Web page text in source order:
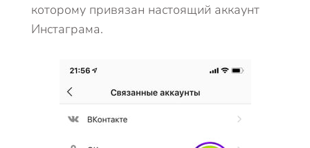
которому привязан настоящий аккаунт
Инстаграма.